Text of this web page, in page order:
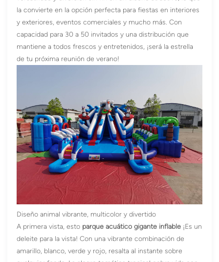
la convierte en la opción perfecta para fiestas en interiores
y exteriores, eventos comerciales y mucho más. Con
capacidad para 30 a 50 invitados y una distribución que
mantiene a todos frescos y entretenidos, ¡será la estrella
de tu próxima reunión de verano!
Diseño animal vibrante, multicolor y divertido
A primera vista, esto parque acuático gigante inflable ¡Es un
deleite para la vista! Con una vibrante combinación de
amarillo, blanco, verde y rojo, resalta al instante sobre